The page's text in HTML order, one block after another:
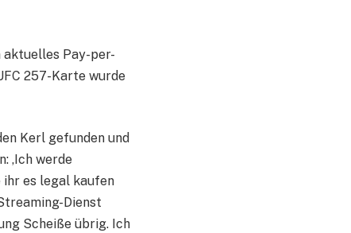
aktuelles Pay-per-
257-Karte wurde
Kerl gefunden und
‚Ich werde
ihr es legal kaufen
Dienst
Scheiße übrig. Ich